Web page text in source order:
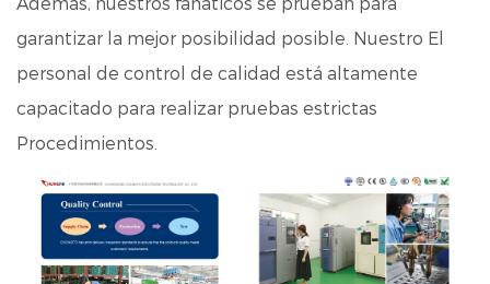
garantizar la mejor posibilidad posible. Nuestro El
personal de control de calidad está altamente
capacitado para realizar pruebas estrictas
Procedimientos.